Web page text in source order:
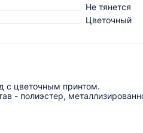
Не тянется
Цветочный
с цветочным принтом.
- полиэстер,